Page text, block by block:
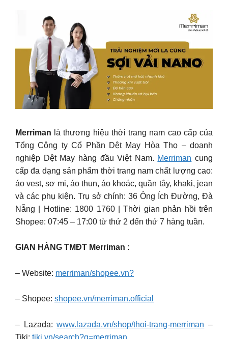
Merriman là thương hiệu thời trang nam cao cấp của
Tổng Công ty Cổ Phần Dệt May Hòa Thọ – doanh
nghiệp Dệt May hàng đầu Việt Nam. Merriman cung
cấp đa dạng sản phẩm thời trang nam chất lượng cao:
áo vest, sơ mi, áo thun, áo khoác, quần tây, khaki, jean
và các phụ kiện. Trụ sở chính: 36 Ông Ích Đường, Đà
Nẵng | Hotline: 1800 1760 | Thời gian phản hồi trên
Shopee: 07:45 – 17:00 từ thứ 2 đến thứ 7 hàng tuần.
GIAN HÀNG TMĐT Merriman :
– Website: merriman/shopee.vn?
– Shopee: shopee.vn/merriman.official
– Lazada:www.lazada.vn/shop/thoi-trang-merriman –
Tiki: tiki.vn/search?q=merriman